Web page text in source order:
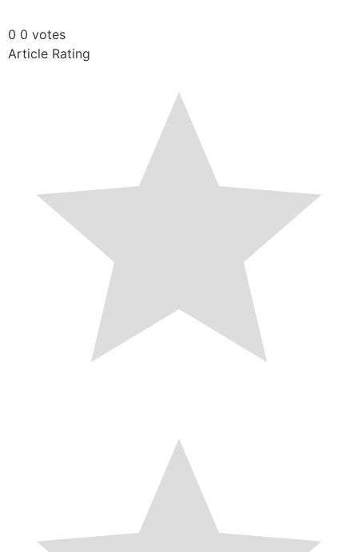
0 0 votes
Article Rating